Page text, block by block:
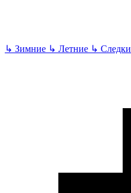
↳ Зимние ↳ Летние ↳ Следки